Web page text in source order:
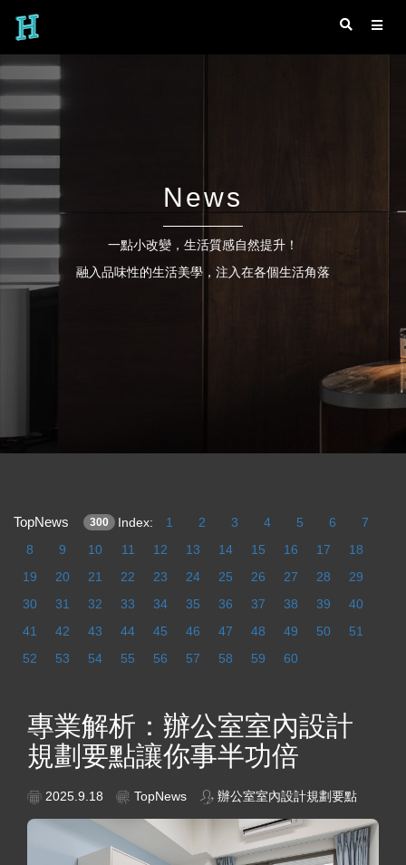
News
一點小改變，生活質感自然提升！
融入品味性的生活美學，注入在各個生活角落
TopNews 300 Index: 1 2 3 4 5 6
7
8
9 10 11 12 13 14 15 16 17
18
19
20 21 22 23 24 25 26 27 28
29
30
31 32 33 34 35 36 37 38 39
40
41
42 43 44 45 46 47 48 49 50
51
52
53 54 55 56 57 58 59 60
專業解析：辦公室室內設計
規劃要點讓你事半功倍
2025.9.18 TopNews 辦公室室內設計規劃要點